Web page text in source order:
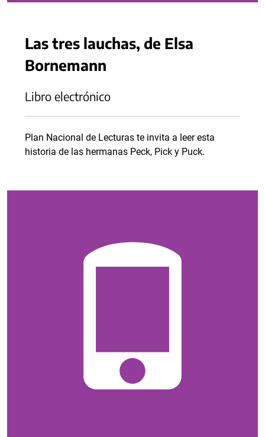
Las tres lauchas, de Elsa
Bornemann
Libro electrónico
Plan Nacional de Lecturas te invita a leer esta
historia de las hermanas Peck, Pick y Puck.